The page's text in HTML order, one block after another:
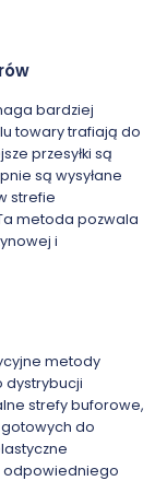
bardziej
towary trafiają do
przesyłki są
są wysyłane
strefie
metoda pozwala
i
metody
dystrybucji
strefy buforowe,
do
odpowiedniego